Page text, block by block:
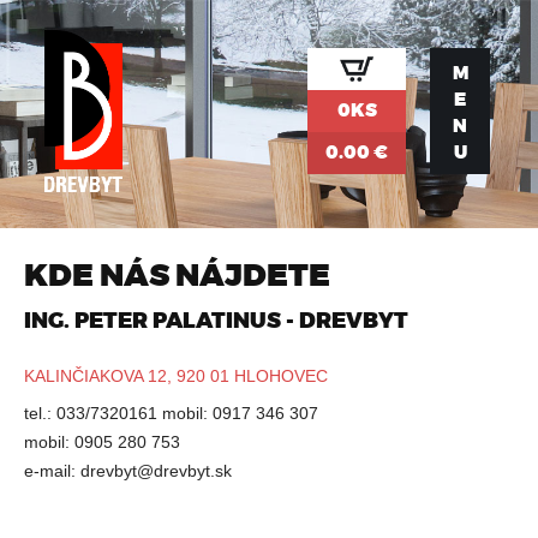
Jump to navigation
M
E
N
U
0KS
0.00 €
KDE NÁS NÁJDETE
ING. PETER PALATINUS - DREVBYT
KALINČIAKOVA 12, 920 01 HLOHOVEC
tel.: 033/7320161 mobil: 0917 346 307
mobil: 0905 280 753
e-mail: drevbyt@drevbyt.sk